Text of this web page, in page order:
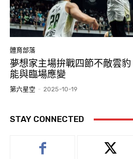
體育部落
夢想家主場拚戰四節不敵雲
能與臨場應變
第六星空 - 2025-10-19
STAY CONNECTED